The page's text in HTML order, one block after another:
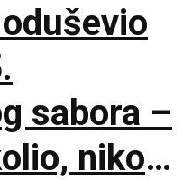
sabora –
niko